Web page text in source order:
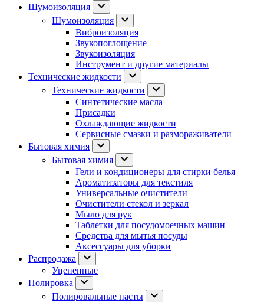
Шумоизоляция
Шумоизоляция
Виброизоляция
Звукопоглощение
Звукоизоляция
Инструмент и другие материалы
Технические жидкости
Технические жидкости
Синтетические масла
Присадки
Охлаждающие жидкости
Сервисные смазки и размораживатели
Бытовая химия
Бытовая химия
Гели и кондиционеры для стирки белья
Ароматизаторы для текстиля
Универсальные очистители
Очистители стекол и зеркал
Мыло для рук
Таблетки для посудомоечных машин
Средства для мытья посуды
Аксессуары для уборки
Распродажа
Уцененные
Полировка
Полировальные пасты